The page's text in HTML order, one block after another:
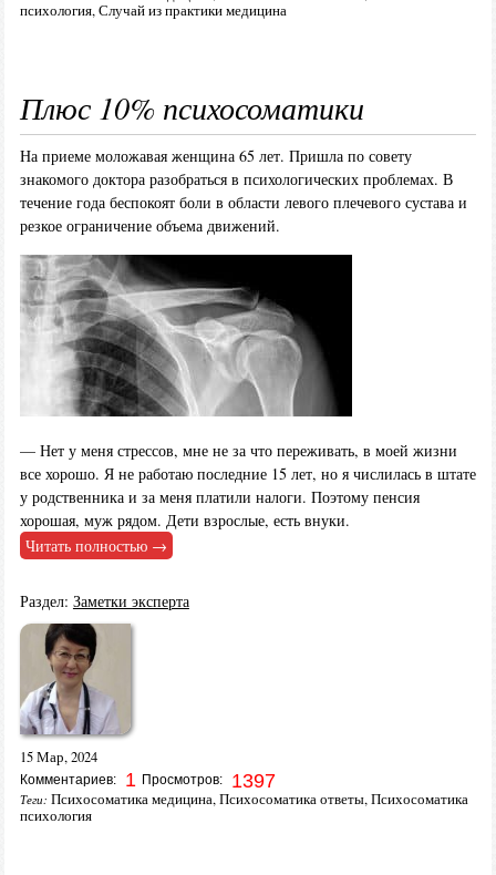
психология,Случай из практики медицина
Плюс 10% психосоматики
На приеме моложавая женщина 65 лет. Пришла по совету
знакомого доктора разобраться в психологических проблемах. В
течение года беспокоят боли в области левого плечевого сустава и
резкое ограничение объема движений.
— Нет у меня стрессов, мне не за что переживать, в моей жизни
все хорошо. Я не работаю последние 15 лет, но я числилась в штате
у родственника и за меня платили налоги. Поэтому пенсия
хорошая, муж рядом. Дети взрослые, есть внуки.
Читать полностью →
Раздел: Заметки эксперта
15 Мар, 2024
Комментариев: 1 Просмотров: 1397
Теги: Психосоматика медицина,Психосоматика ответы,Психосоматика
психология